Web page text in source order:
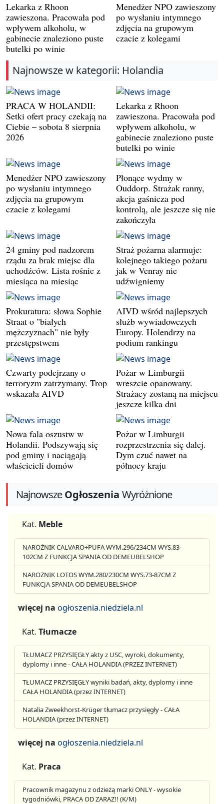
Lekarka z Rhoon
zawieszona. Pracowała pod
wpływem alkoholu, w
gabinecie znaleziono puste
butelki po winie
Menedżer NPO zawieszony
po wysłaniu intymnego
zdjęcia na grupowym
czacie z kolegami
Najnowsze w kategorii: Holandia
PRACA W HOLANDII:
Setki ofert pracy czekają na
Ciebie – sobota 8 sierpnia
2026
Lekarka z Rhoon
zawieszona. Pracowała pod
wpływem alkoholu, w
gabinecie znaleziono puste
butelki po winie
Menedżer NPO zawieszony
po wysłaniu intymnego
zdjęcia na grupowym
czacie z kolegami
Płonące wydmy w
Ouddorp. Strażak ranny,
akcja gaśnicza pod
kontrolą, ale jeszcze się nie
zakończyła
24 gminy pod nadzorem
rządu za brak miejsc dla
uchodźców. Lista rośnie z
miesiąca na miesiąc
Straż pożarna alarmuje:
kolejnego takiego pożaru
jak w Venray nie
udźwigniemy
Prokuratura: słowa Sophie
Straat o "białych
mężczyznach" nie były
przestępstwem
AIVD wśród najlepszych
służb wywiadowczych
Europy. Holendrzy na
podium rankingu
Czwarty podejrzany o
terroryzm zatrzymany. Trop
wskazała AIVD
Pożar w Limburgii
wreszcie opanowany.
Strażacy zostaną na miejscu
jeszcze kilka dni
Nowa fala oszustw w
Holandii. Podszywają się
pod gminy i naciągają
właścicieli domów
Pożar w Limburgii
rozprzestrzenia się dalej.
Dym czuć nawet na
północy kraju
NajnowszeOgłoszenia Wyróżnione
Kat. Meble
NAROŻNIK CALVARO+PUFA WYM.296/234CM WYS.83-
102CM Z FUNKCJA SPANIA OD DEMEUBELSHOP
NAROŻNIK LOTOS WYM.280/230CM WYS.73-87CM Z
FUNKCJA SPANIA OD DEMEUBELSHOP
więcej na ogłoszenia.niedziela.nl
Kat. Tłumacze
TŁUMACZ PRZYSIĘGŁY akty z USC, wyroki, dokumenty,
dyplomy i inne - CAŁA HOLANDIA (PRZEZ INTERNET)
TŁUMACZ PRZYSIĘGŁY wyniki badań, akty, dyplomy i inne
CAŁA HOLANDIA (przez INTERNET)
Natalia Zweekhorst-Krüger tłumacz przysięgły - CAŁA
HOLANDIA (przez INTERNET)
więcej na ogłoszenia.niedziela.nl
Kat. Praca
Pracownik magazynu z odzieżą marki ONLY - wysokie
tygodniówki, PRACA OD ZARAZ!! (K/M)